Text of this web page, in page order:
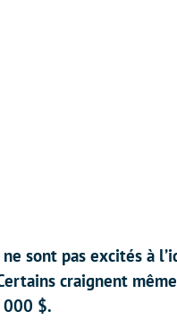
sont pas excités à
craignent
000 $.